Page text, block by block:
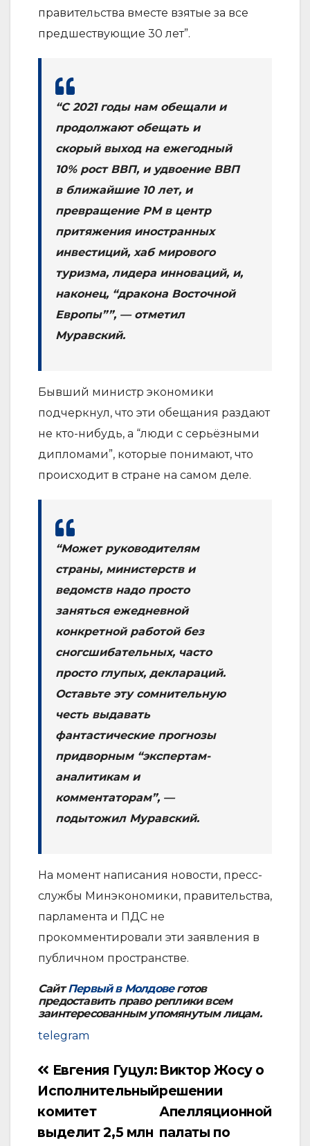
правительства вместе взятые за все
предшествующие 30 лет”.
“С 2021 годы нам обещали и
продолжают обещать и
скорый выход на ежегодный
10% рост ВВП, и удвоение ВВП
в ближайшие 10 лет, и
превращение РМ в центр
притяжения иностранных
инвестиций, хаб мирового
туризма, лидера инноваций, и,
наконец, “дракона Восточной
Европы””, — отметил
Муравский.
Бывший министр экономики
подчеркнул, что эти обещания раздают
не кто-нибудь, а “люди с серьёзными
дипломами”, которые понимают, что
происходит в стране на самом деле.
“Может руководителям
страны, министерств и
ведомств надо просто
заняться ежедневной
конкретной работой без
сногсшибательных, часто
просто глупых, деклараций.
Оставьте эту сомнительную
честь выдавать
фантастические прогнозы
придворным “экспертам-
аналитикам и
комментаторам”, —
подытожил Муравский.
На момент написания новости, пресс-
службы Минэкономики, правительства,
парламента и ПДС не
прокомментировали эти заявления в
публичном пространстве.
СайтПервый в Молдовеготов
предоставить право реплики всем
заинтересованным упомянутым лицам.
telegram
Навигация
по
записям
Виктор Жосу о
решении
Апелляционной
палаты по
Евгения Гуцул:
Исполнительный
комитет
выделит 2,5 млн